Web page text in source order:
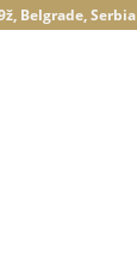
Belgrade, Serbia